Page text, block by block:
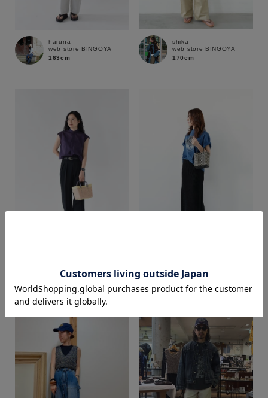
商品タイプ
haruna
web store BINGOYA
163cm
shika
web store BINGOYA
170cm
163cm
170cm